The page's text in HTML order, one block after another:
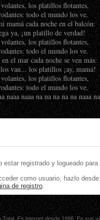
los platillos flotantes,
todo el mundo los ve.
mamá cada noche en el balcón:
ya, ¡un platillo de verdad!
los platillos flotantes,
todo el mundo los ve.
el mar cada noche se ven más:
van... los platillos ¡ay, mamá!
los platillos flotantes,
todo el mundo los ve.
naaa naaa na na na na na naaa
estar registrado y logueado para
como usuario, hazlo
de registro.
Total. En internet desde 1996. En sus